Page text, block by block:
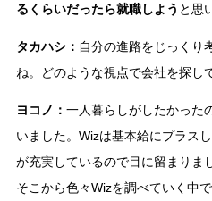
るくらいだったら就職しよう と思
タカハシ： 自分の進路をじっくり
ね。どのような視点で会社を探し
ヨコノ： 一人暮らしがしたかった
いました。Wizは基本給にプラス
が充実しているので目に留まりま
そこから色々Wizを調べていく中